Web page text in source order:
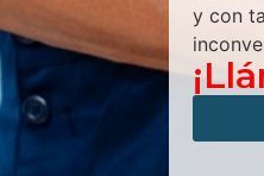
y con